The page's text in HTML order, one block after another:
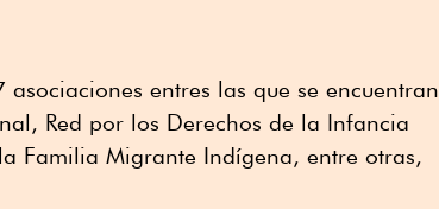
entres las que se encuentran
Red por los Derechos de la Infancia
Familia Migrante Indígena, entre otras,